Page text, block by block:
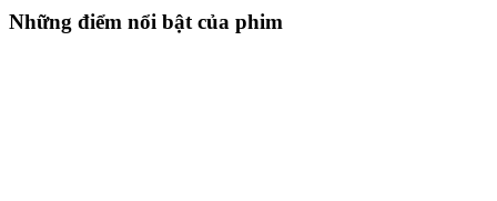
Những điểm nổi bật của phim